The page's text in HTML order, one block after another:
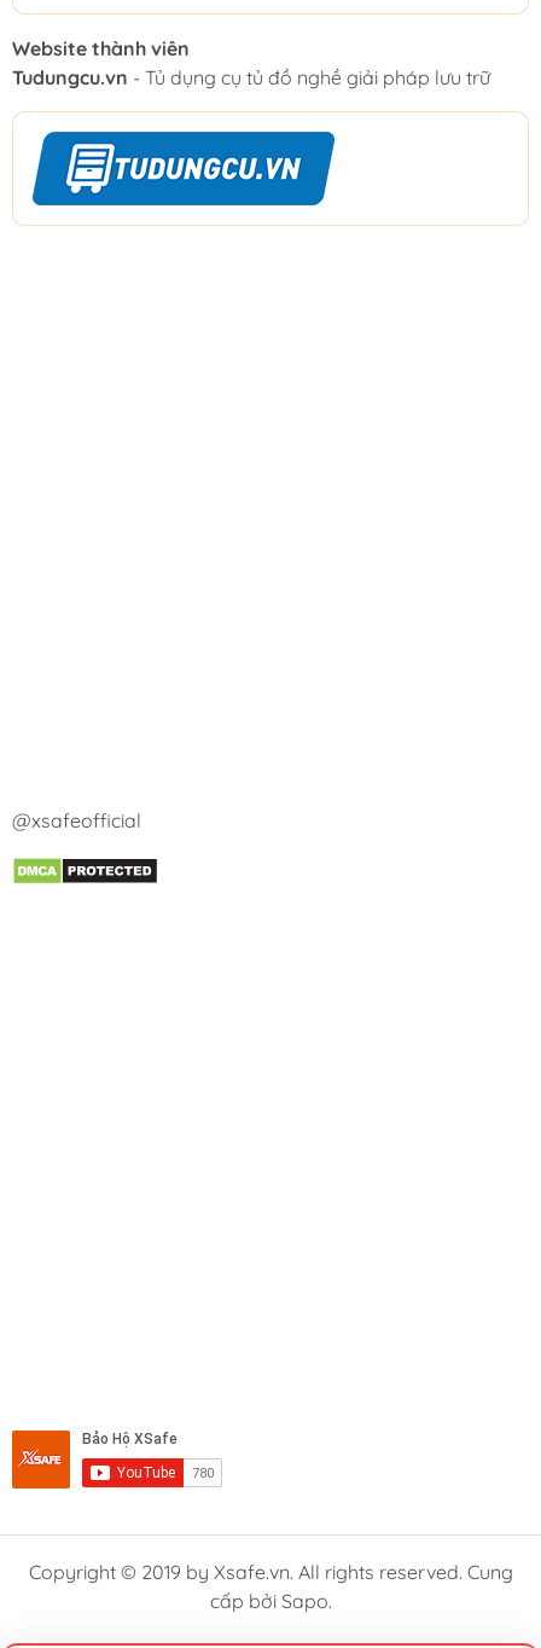
Website thành viên
Tudungcu.vn - Tủ dụng cụ tủ đồ nghề giải pháp lưu trữ
@xsafeofficial
Copyright © 2019 by Xsafe.vn. All rights reserved. Cung
cấp bởi Sapo.